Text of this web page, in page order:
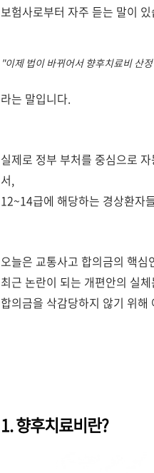
보험사로부터 자주 듣는 말이
"이제 법이 바뀌어서 향후치료비 산
라는 말입니다.
실제로 정부 부처를 중심으로
서,
12~14급에 해당하는 경상환자
오늘은 교통사고 합의금의 핵
최근 논란이 되는 개편안의 실
합의금을 삭감당하지 않기 위
1. 향후치료비란?